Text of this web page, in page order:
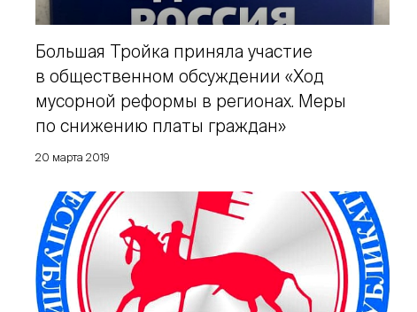
20 марта 2019
Большая Тройка приняла участие
в общественном обсуждении «Ход
мусорной реформы в регионах. Меры
по снижению платы граждан»